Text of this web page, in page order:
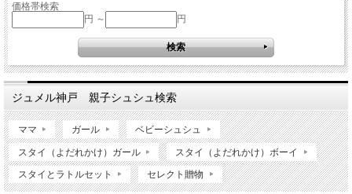
価格帯検索
円 ～
円
ジュメル神戸 親子シュシュ検索
ママ ガール ベビーシュシュ
スタイ（よだれかけ）ガール スタイ（よだれかけ）ボーイ
スタイとラトルセット セレクト贈物